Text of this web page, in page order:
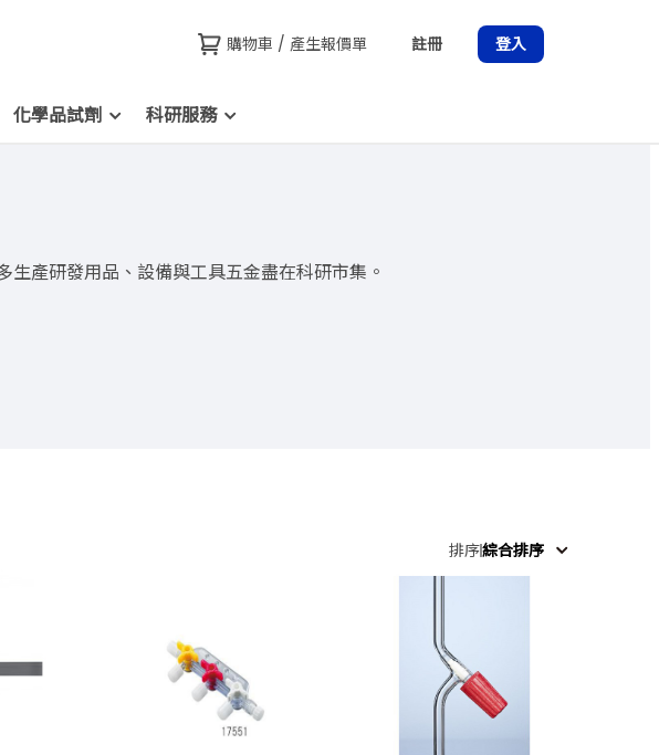
購物車 / 產生報價單 註冊 登入
化學品試劑 科研服務
產研發用品、設備與工具五金盡在科研市集。
排序綜合排序